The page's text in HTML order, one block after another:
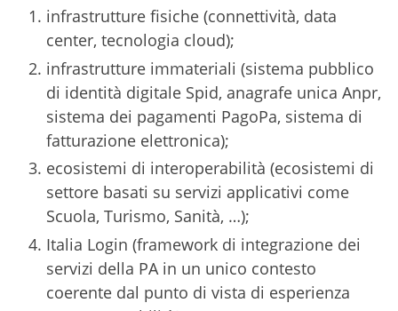
infrastrutture fisiche (connettività, data
center, tecnologia cloud);
infrastrutture immateriali (sistema pubblico
di identità digitale Spid, anagrafe unica Anpr,
sistema dei pagamenti PagoPa, sistema di
fatturazione elettronica);
ecosistemi di interoperabilità (ecosistemi di
settore basati su servizi applicativi come
Scuola, Turismo, Sanità, …);
Italia Login (framework di integrazione dei
servizi della PA in un unico contesto
coerente dal punto di vista di esperienza